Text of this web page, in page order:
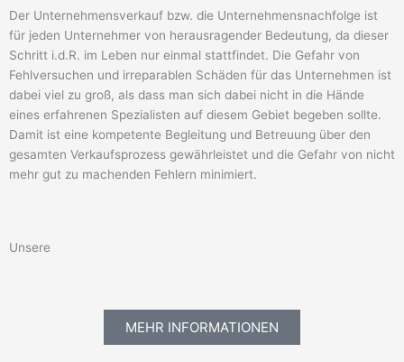
Der Unternehmensverkauf bzw. die Unternehmensnachfolge ist
für jeden Unternehmer von herausragender Bedeutung, da dieser
Schritt i.d.R. im Leben nur einmal stattfindet. Die Gefahr von
Fehlversuchen und irreparablen Schäden für das Unternehmen ist
dabei viel zu groß, als dass man sich dabei nicht in die Hände
eines erfahrenen Spezialisten auf diesem Gebiet begeben sollte.
Damit ist eine kompetente Begleitung und Betreuung über den
gesamten Verkaufsprozess gewährleistet und die Gefahr von nicht
mehr gut zu machenden Fehlern minimiert.
Unsere
MEHR INFORMATIONEN